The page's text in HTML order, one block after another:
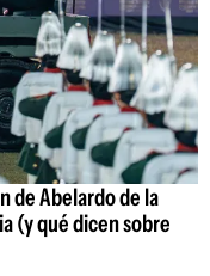
de Abelardo de la
(y qué dicen sobre